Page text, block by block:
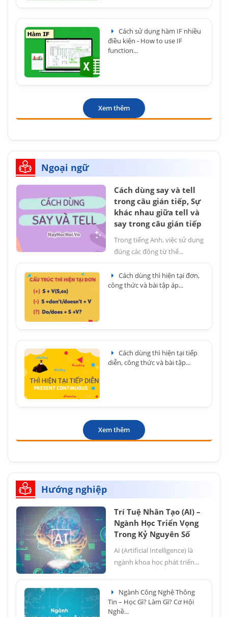
Cách sử dụng hàm IF nhiều
điều kiện - How to use IF
function...
Xem thêm
Ngoại ngữ
Cách dùng say và tell
trong câu gián tiếp, Sự
khác nhau giữa tell và
say trong câu gián tiếp
Trong tiếng Anh, việc sử dụng
đúng các động từ thể...
Cách dùng thì hiện tại đơn,
công thức và bài tập áp...
Cách dùng thì hiện tại tiếp
diễn, công thức và bài tập...
Xem thêm
Hướng nghiệp
Trí Tuệ Nhân Tạo (AI) –
Ngành Học Triển Vọng
Trong Kỷ Nguyên Số
AI (Artificial Intelligence) là
ngành khoa học phát triển...
Ngành Công Nghệ Thông
Tin – Học Gì? Làm Gì? Cơ Hội
Nghề...